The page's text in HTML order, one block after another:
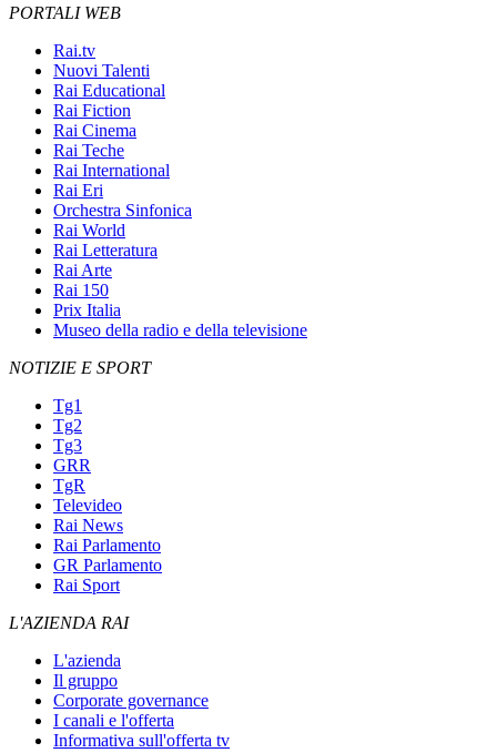
PORTALI WEB
Rai.tv
Nuovi Talenti
Rai Educational
Rai Fiction
Rai Cinema
Rai Teche
Rai International
Rai Eri
Orchestra Sinfonica
Rai World
Rai Letteratura
Rai Arte
Rai 150
Prix Italia
Museo della radio e della televisione
NOTIZIE E SPORT
Tg1
Tg2
Tg3
GRR
TgR
Televideo
Rai News
Rai Parlamento
GR Parlamento
Rai Sport
L'AZIENDA RAI
L'azienda
Il gruppo
Corporate governance
I canali e l'offerta
Informativa sull'offerta tv